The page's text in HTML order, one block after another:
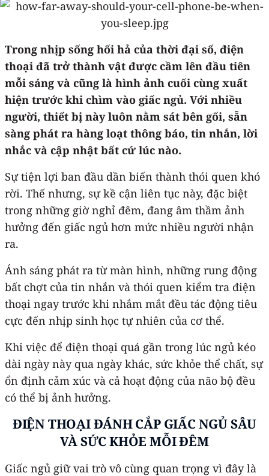
Trong nhịp sống hối hả của thời đại số, điện
thoại đã trở thành vật được cầm lên đầu tiên
mỗi sáng và cũng là hình ảnh cuối cùng xuất
hiện trước khi chìm vào giấc ngủ. Với nhiều
người, thiết bị này luôn nằm sát bên gối, sẵn
sàng phát ra hàng loạt thông báo, tin nhắn, lời
nhắc và cập nhật bất cứ lúc nào.
Sự tiện lợi ban đầu dần biến thành thói quen khó
rời. Thế nhưng, sự kề cận liên tục này, đặc biệt
trong những giờ nghỉ đêm, đang âm thầm ảnh
hưởng đến giấc ngủ hơn mức nhiều người nhận
ra.
Ánh sáng phát ra từ màn hình, những rung động
bất chợt của tin nhắn và thói quen kiểm tra điện
thoại ngay trước khi nhắm mắt đều tác động tiêu
cực đến nhịp sinh học tự nhiên của cơ thể.
Khi việc để điện thoại quá gần trong lúc ngủ kéo
dài ngày này qua ngày khác, sức khỏe thể chất, sự
ổn định cảm xúc và cả hoạt động của não bộ đều
có thể bị ảnh hưởng.
ĐIỆN THOẠIĐÁNH CẮP GIẤC NGỦ SÂU
VÀ SỨC KHỎE MỖI ĐÊM
Giấc ngủ giữ vai trò vô cùng quan trọng vì đây là